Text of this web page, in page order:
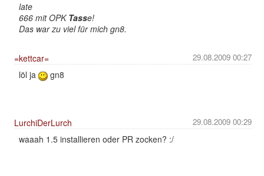
late
666 mit OPKTasse!
Das war zu viel für mich gn8.
29.08.2009 00:27
=kettcar=
löl ja
gn8
29.08.2009 00:29
LurchiDerLurch
waaah 1.5 installieren oder PR zocken? :/